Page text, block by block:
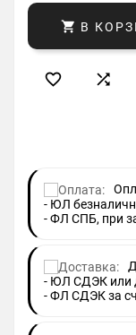
 В
 
- ЮЛ
- ФЛ СПБ, при
- ЮЛ СДЭК или
- ФЛ СДЭК за